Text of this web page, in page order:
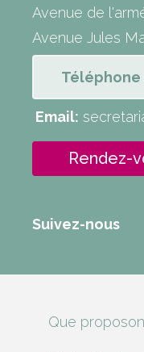
Avenue de
Avenue Jules
Téléphone
Email:
Rendez-
Suivez-nous
Que